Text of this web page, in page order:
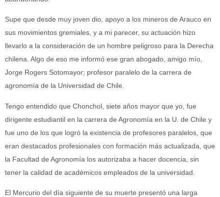
Supe que desde muy joven dio, apoyo a los mineros de Arauco en
sus movimientos gremiales, y a mi parecer, su actuación hizo
llevarlo a la consideración de un hombre peligroso para la Derecha
chilena. Algo de eso me informó ese gran abogado, amigo mío,
Jorge Rogers Sotomayor; profesor paralelo de la carrera de
agronomía de la Universidad de Chile.
Tengo entendido que Chonchol, siete años mayor que yo, fue
dirigente estudiantil en la carrera de Agronomía en la U. de Chile y
fue uno de los que logró la existencia de profesores paralelos, que
eran destacados profesionales con formación más actualizada, que
la Facultad de Agronomía los autorizaba a hacer docencia, sin
tener la calidad de académicos empleados de la universidad.
El Mercurio del día siguiente de su muerte presentó una larga